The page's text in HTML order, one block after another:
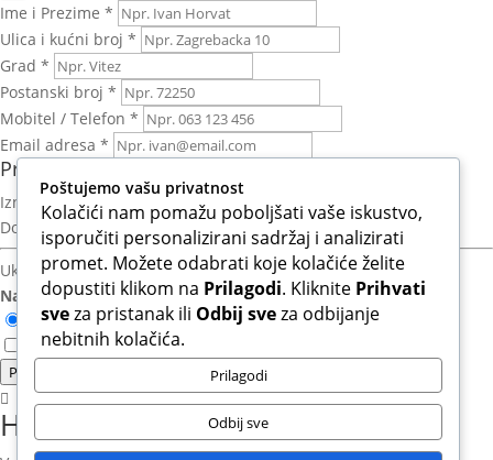
Ime i Prezime *
Ulica i kućni broj *
Grad *
Postanski broj *
Mobitel / Telefon *
Email adresa *
Pregled narudžbe
Iznos artikala:
Dostava:
Izračun nakon unosa adrese
Ukupno za platiti: 0,00 KM
Način plaćanja:
Otkupnina (Plaćanje pouzećem)
Slažem se s Uvjetima korištenja i Politikom privatnosti.*
Potvrdi narudzbu
Hvala na povjerenju!
Poštujemo vašu privatnost
Kolačići nam pomažu poboljšati vaše iskustvo,
isporučiti personalizirani sadržaj i analizirati
promet. Možete odabrati koje kolačiće želite
dopustiti klikom na Prilagodi. Kliknite Prihvati
sveza pristanak ili Odbij sveza odbijanje
nebitnih kolačića.
Prilagodi
Odbij sve